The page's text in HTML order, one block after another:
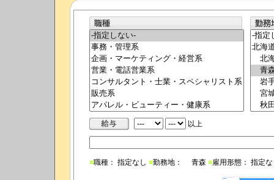
以上
■職種： 指定なし ■勤務地： 青森 ■雇用形態： 指定